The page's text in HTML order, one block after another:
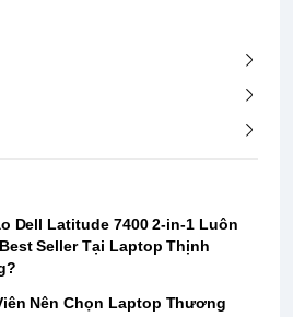
Dell Latitude 7400 2-in-1 Luôn
Seller Tại Laptop Thịnh
Nên Chọn Laptop Thương